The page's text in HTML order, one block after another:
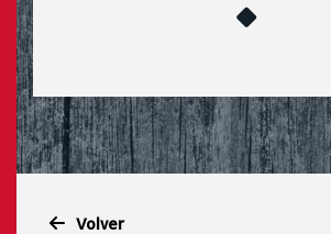
Volver